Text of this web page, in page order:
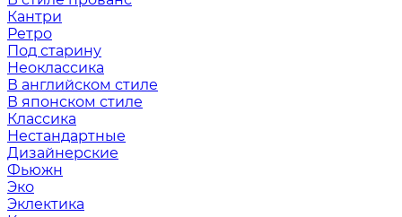
Кантри
Ретро
Под старину
Неоклассика
В английском стиле
В японском стиле
Классика
Нестандартные
Дизайнерские
Фьюжн
Эко
Эклектика